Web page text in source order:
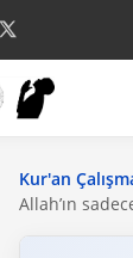
Kur'an
Allah’ın